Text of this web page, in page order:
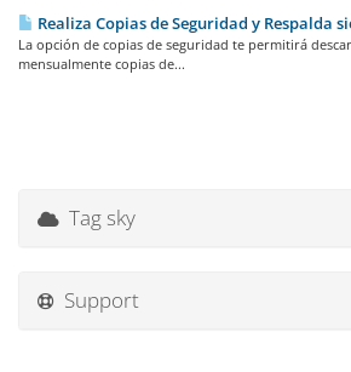
Realiza Copias de Seguridad y Respalda
La opción de copias de seguridad te permitirá
mensualmente copias de...
Tag sky
Support